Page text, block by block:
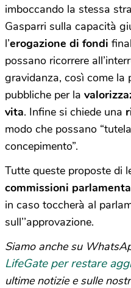
imboccando la stessa
Gasparri sulla capacità
l’erogazione di fondi
possano ricorrere
gravidanza, così come la
pubbliche per la
vita. Infine si chiede una
modo che possano
concepimento”.
Tutte queste proposte di
commissioni
in caso toccherà al
sull’’approvazione.
Siamo anche su
LifeGate per restare
ultime notizie e sulle